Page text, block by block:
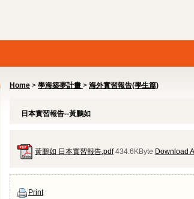
Home > 學海築夢計畫 > 海外實習報告(學生篇)
日本實習報告--黃鵬如
黃鵬如 日本實習報告.pdf 434.6KByte Download
Print